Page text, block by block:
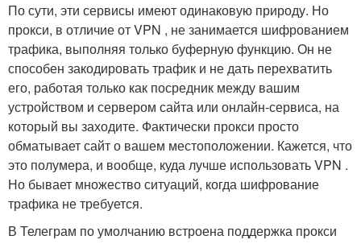
По сути, эти сервисы имеют одинаковую природу. Но
прокси, в отличие от VPN , не занимается шифрованием
трафика, выполняя только буферную функцию. Он не
способен закодировать трафик и не дать перехватить
его, работая только как посредник между вашим
устройством и сервером сайта или онлайн-сервиса, на
который вы заходите. Фактически прокси просто
обматывает сайт о вашем местоположении. Кажется, что
это полумера, и вообще, куда лучше использовать VPN .
Но бывает множество ситуаций, когда шифрование
трафика не требуется.
В Телеграм по умолчанию встроена поддержка прокси